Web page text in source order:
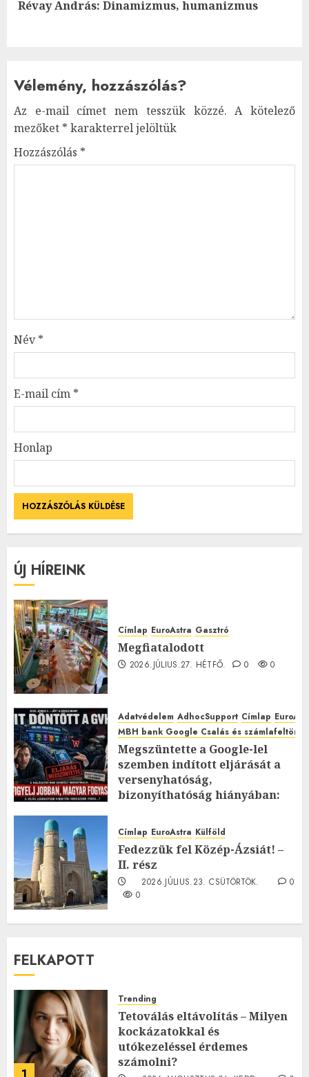
Révay András: Dinamizmus, humanizmus
Vélemény, hozzászólás?
Az e-mail címet nem tesszük közzé. A kötelező
mezőket * karakterrel jelöltük
Hozzászólás *
Név*
E-mail cím *
Honlap
ÚJ HÍREINK
Címlap EuroAstra Gasztró
Megfiatalodott
2026.JÚLIUS.27. HÉTFŐ. 0 0
Adatvédelem AdhocSupport Címlap
MBH bank Google Csalás és
Megszüntette a Google-lel
szemben indított eljárását a
versenyhatóság,
bizonyíthatóság hiányában:
2026.JÚLIUS.23. CSÜTÖRTÖK.
0
Címlap EuroAstra Külföld
Fedezzük fel Közép-Ázsiát! –
II. rész
2026.JÚLIUS.23. CSÜTÖRTÖK.
0
0
FELKAPOTT
Trending
Tetoválás eltávolítás – Milyen
kockázatokkal és
utókezeléssel érdemes
számolni?